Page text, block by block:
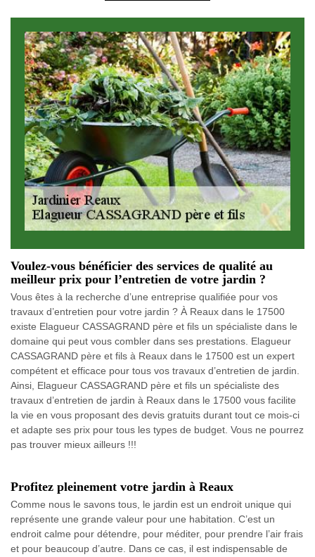
Voulez-vous bénéficier des services de qualité au
meilleur prix pour l’entretien de votre jardin ?
Vous êtes à la recherche d’une entreprise qualifiée pour vos
travaux d’entretien pour votre jardin ? À Reaux dans le 17500
existe Elagueur CASSAGRAND père et fils un spécialiste dans le
domaine qui peut vous combler dans ses prestations. Elagueur
CASSAGRAND père et fils à Reaux dans le 17500 est un expert
compétent et efficace pour tous vos travaux d’entretien de jardin.
Ainsi, Elagueur CASSAGRAND père et fils un spécialiste des
travaux d’entretien de jardin à Reaux dans le 17500 vous facilite
la vie en vous proposant des devis gratuits durant tout ce mois-ci
et adapte ses prix pour tous les types de budget. Vous ne pourrez
pas trouver mieux ailleurs !!!
Profitez pleinement votre jardin à Reaux
Comme nous le savons tous, le jardin est un endroit unique qui
représente une grande valeur pour une habitation. C’est un
endroit calme pour détendre, pour méditer, pour prendre l’air frais
et pour beaucoup d’autre. Dans ce cas, il est indispensable de